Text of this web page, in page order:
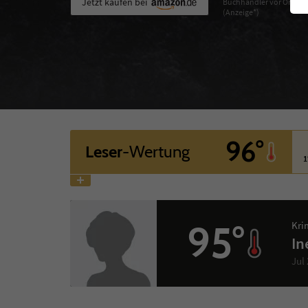
(Anzeige*)
Leser-Wertung 96°
95° Jul